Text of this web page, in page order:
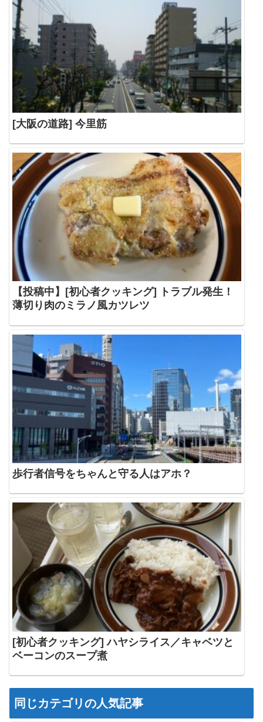
[大阪の道路] 今里筋
【投稿中】[初心者クッキング] トラブル発生！
薄切り肉のミラノ風カツレツ
歩行者信号をちゃんと守る人はアホ？
[初心者クッキング] ハヤシライス／キャベツと
ベーコンのスープ煮
同じカテゴリの人気記事